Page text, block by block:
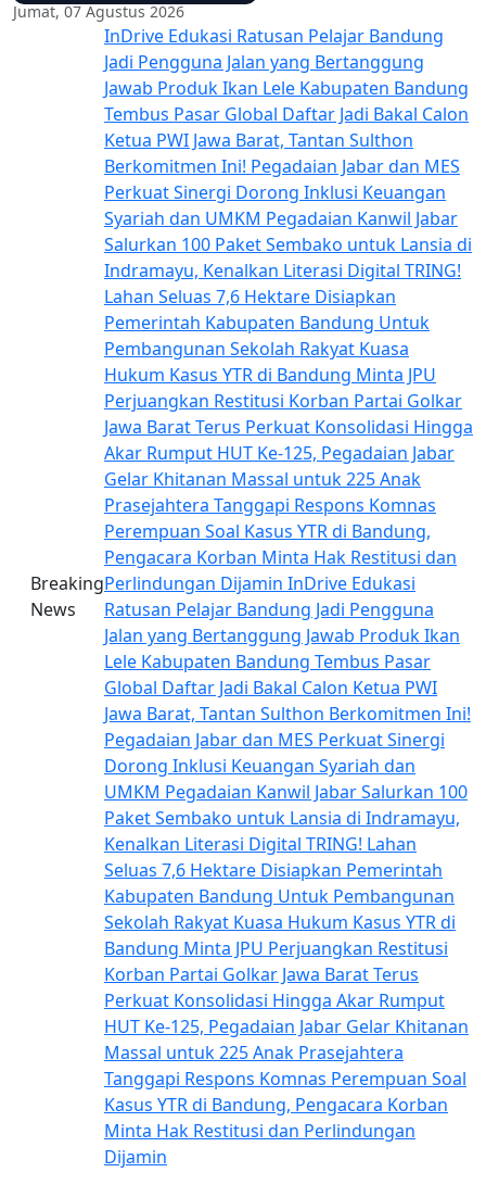
Jumat, 07 Agustus 2026
Breaking
News
InDrive Edukasi Ratusan Pelajar Bandung
Jadi Pengguna Jalan yang Bertanggung
Jawab Produk Ikan Lele Kabupaten Bandung
Tembus Pasar Global Daftar Jadi Bakal Calon
Ketua PWI Jawa Barat, Tantan Sulthon
Berkomitmen Ini! Pegadaian Jabar dan MES
Perkuat Sinergi Dorong Inklusi Keuangan
Syariah dan UMKM Pegadaian Kanwil Jabar
Salurkan 100 Paket Sembako untuk Lansia di
Indramayu, Kenalkan Literasi Digital TRING!
Lahan Seluas 7,6 Hektare Disiapkan
Pemerintah Kabupaten Bandung Untuk
Pembangunan Sekolah Rakyat Kuasa
Hukum Kasus YTR di Bandung Minta JPU
Perjuangkan Restitusi Korban Partai Golkar
Jawa Barat Terus Perkuat Konsolidasi Hingga
Akar Rumput HUT Ke-125, Pegadaian Jabar
Gelar Khitanan Massal untuk 225 Anak
Prasejahtera Tanggapi Respons Komnas
Perempuan Soal Kasus YTR di Bandung,
Pengacara Korban Minta Hak Restitusi dan
Perlindungan Dijamin InDrive Edukasi
Ratusan Pelajar Bandung Jadi Pengguna
Jalan yang Bertanggung Jawab Produk Ikan
Lele Kabupaten Bandung Tembus Pasar
Global Daftar Jadi Bakal Calon Ketua PWI
Jawa Barat, Tantan Sulthon Berkomitmen Ini!
Pegadaian Jabar dan MES Perkuat Sinergi
Dorong Inklusi Keuangan Syariah dan
UMKM Pegadaian Kanwil Jabar Salurkan 100
Paket Sembako untuk Lansia di Indramayu,
Kenalkan Literasi Digital TRING! Lahan
Seluas 7,6 Hektare Disiapkan Pemerintah
Kabupaten Bandung Untuk Pembangunan
Sekolah Rakyat Kuasa Hukum Kasus YTR di
Bandung Minta JPU Perjuangkan Restitusi
Korban Partai Golkar Jawa Barat Terus
Perkuat Konsolidasi Hingga Akar Rumput
HUT Ke-125, Pegadaian Jabar Gelar Khitanan
Massal untuk 225 Anak Prasejahtera
Tanggapi Respons Komnas Perempuan Soal
Kasus YTR di Bandung, Pengacara Korban
Minta Hak Restitusi dan Perlindungan
Dijamin